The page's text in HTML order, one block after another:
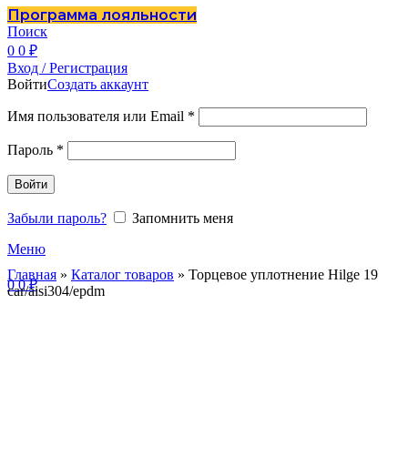
Программа лояльности
Поиск
0 0 ₽
Вход / Регистрация
ВойтиСоздать аккаунт
Имя пользователя или Email *
Пароль *
Войти
Забыли пароль?
Запомнить меня
Меню
00₽
Главная » Каталог товаров » Торцевое уплотнение Hilge 19
car/aisi304/epdm